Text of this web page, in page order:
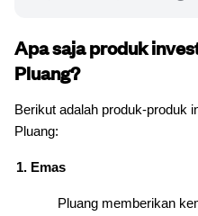
Artikel FAQ
Apa saja produk
Pluang?
Berikut adalah produk-produk
Pluang:
Emas
Pluang memberikan